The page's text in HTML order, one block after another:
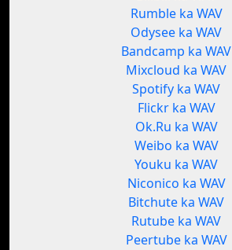
Rumble ka WAV
Odysee ka WAV
Bandcamp ka WAV
Mixcloud ka WAV
Spotify ka WAV
Flickr ka WAV
Ok.Ru ka WAV
Weibo ka WAV
Youku ka WAV
Niconico ka WAV
Bitchute ka WAV
Rutube ka WAV
Peertube ka WAV